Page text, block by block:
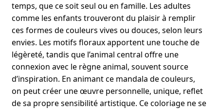
temps, que ce soit seul ou en famille. Les adultes
comme les enfants trouveront du plaisir à remplir
ces formes de couleurs vives ou douces, selon leurs
envies. Les motifs floraux apportent une touche de
légèreté, tandis que l’animal central offre une
connexion avec le règne animal, souvent source
d’inspiration. En animant ce mandala de couleurs,
on peut créer une œuvre personnelle, unique, reflet
de sa propre sensibilité artistique. Ce coloriage ne se